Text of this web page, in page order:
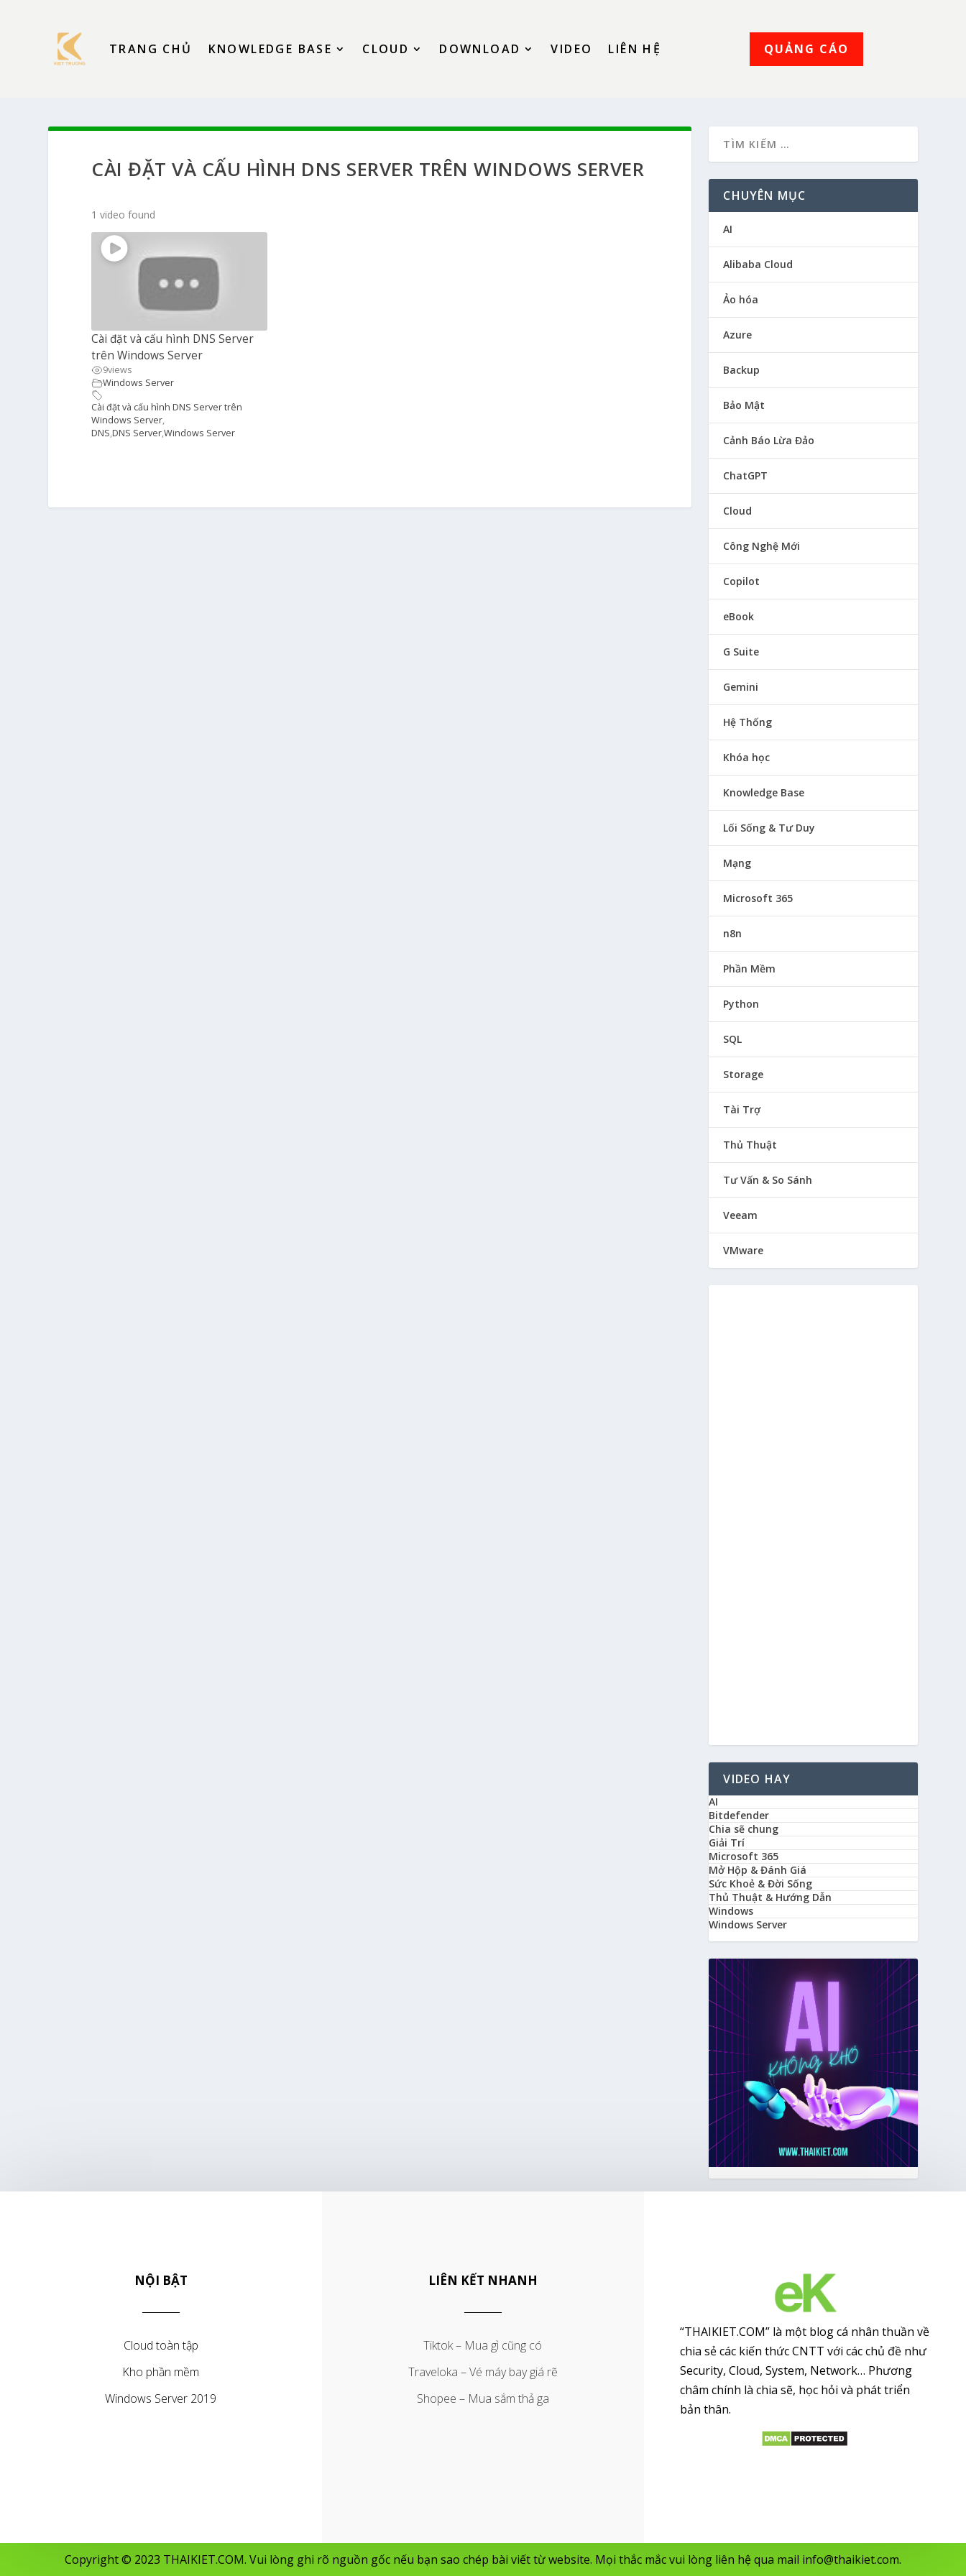
TRANG CHỦ KNOWLEDGE BASE CLOUD DOWNLOAD VIDEO LIÊN HỆ QUẢNG CÁO
CÀI ĐẶT VÀ CẤU HÌNH DNS SERVER TRÊN WINDOWS SERVER
1 video found
Cài đặt và cấu hình DNS Server
trên Windows Server
9views
Windows Server
Cài đặt và cấu hình DNS Server trên
Windows Server,
DNS,DNS Server,Windows Server
CHUYÊN MỤC
AI
Alibaba Cloud
Ảo hóa
Azure
Backup
Bảo Mật
Cảnh Báo Lừa Đảo
ChatGPT
Cloud
Công Nghệ Mới
Copilot
eBook
G Suite
Gemini
Hệ Thống
Khóa học
Knowledge Base
Lối Sống & Tư Duy
Mạng
Microsoft 365
n8n
Phần Mềm
Python
SQL
Storage
Tài Trợ
Thủ Thuật
Tư Vấn & So Sánh
Veeam
VMware
VIDEO HAY
AI
Bitdefender
Chia sẽ chung
Giải Trí
Microsoft 365
Mở Hộp & Đánh Giá
Sức Khoẻ & Đời Sống
Thủ Thuật & Hướng Dẫn
Windows
Windows Server
NỘI BẬT
Cloud toàn tập
Kho phần mềm
Windows Server 2019
LIÊN KẾT NHANH
Tiktok – Mua gì cũng có
Traveloka – Vé máy bay giá rẽ
Shopee – Mua sắm thả ga
“THAIKIET.COM” là một blog cá nhân thuần về
chia sẻ các kiến thức CNTT với các chủ đề như
Security, Cloud, System, Network… Phương
châm chính là chia sẽ, học hỏi và phát triển
bản thân.
Copyright © 2023 THAIKIET.COM. Vui lòng ghi rõ nguồn gốc nếu bạn sao chép bài viết từ website. Mọi thắc mắc vui lòng liên hệ qua mail info@thaikiet.com.